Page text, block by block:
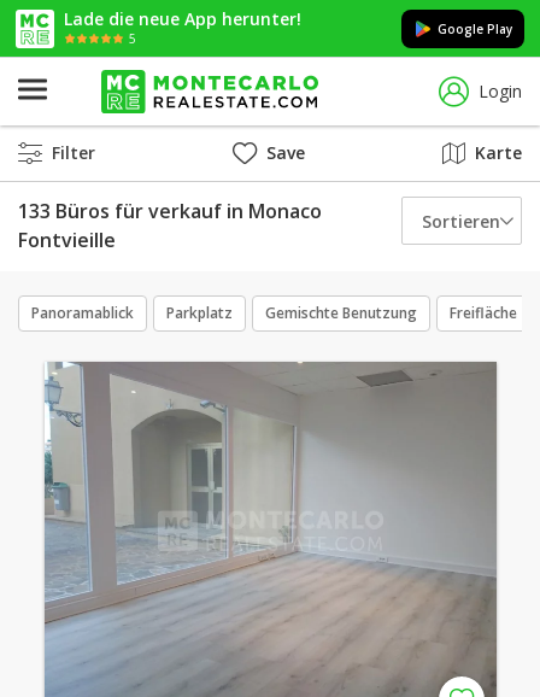
Lade die neue App herunter!
5
Google Play
Login
Filter Save Karte
133 Büros für verkauf in Monaco
Fontvieille
Sortieren
Panoramablick Parkplatz Gemischte Benutzung Freifläche